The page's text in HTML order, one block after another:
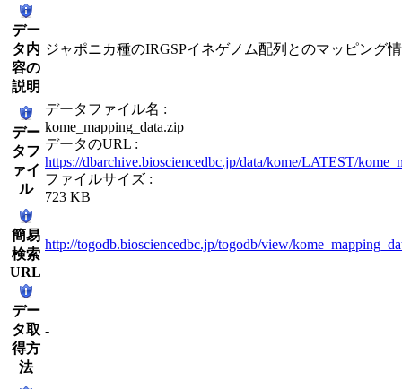
デー
タ内
容の
説明
ジャポニカ種のIRGSPイネゲノム配列とのマッピング
デー
タフ
ァイ
ル
データファイル名 :
kome_mapping_data.zip
データのURL :
https://dbarchive.biosciencedbc.jp/data/kome/LATEST/
ファイルサイズ :
723 KB
簡易
検索
URL
http://togodb.biosciencedbc.jp/togodb/view/
デー
タ取
得方
法
-